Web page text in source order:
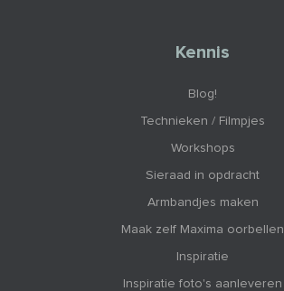
Kennis
Blog!
Technieken / Filmpjes
Workshops
Sieraad in opdracht
Armbandjes maken
Maak zelf Maxima oorbellen
Inspiratie
Inspiratie foto's aanleveren